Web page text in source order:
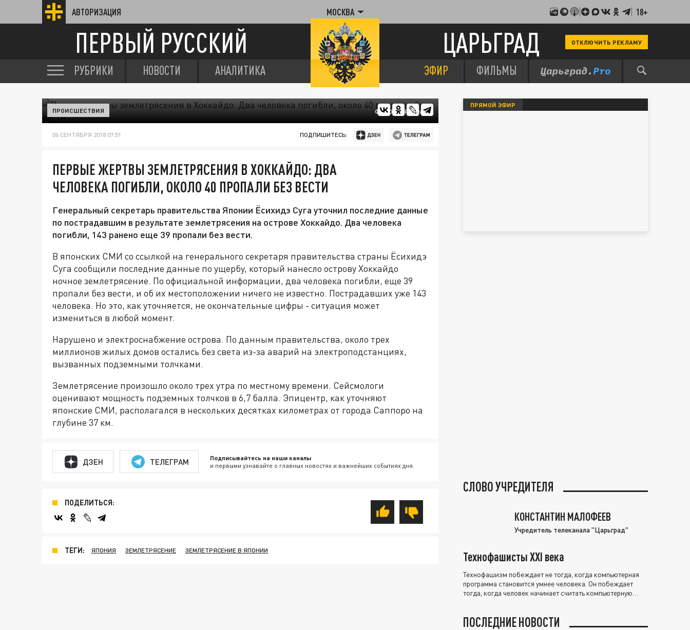
АВТОРИЗАЦИЯ МОСКВА 18+
ПЕРВЫЙ РУССКИЙ ЦАРЬГРАД ОТКЛЮЧИТЬ РЕКЛАМУ
РУБРИКИ НОВОСТИ АНАЛИТИКА ЭФИР ФИЛЬМЫ
ФОТО: ЦАРЬГРАД
ПРОИСШЕСТВИЯ
06 СЕНТЯБРЯ 2018 07:51 ПОДПИШИТЕСЬ:
ПЕРВЫЕ ЖЕРТВЫ ЗЕМЛЕТРЯСЕНИЯ В ХОККАЙДО: ДВА
ЧЕЛОВЕКА ПОГИБЛИ, ОКОЛО 40 ПРОПАЛИ БЕЗ ВЕСТИ
Генеральный секретарь правительства Японии Ёсихидэ Суга уточнил последние данные
по пострадавшим в результате землетрясения на острове Хоккайдо. Два человека
погибли, 143 ранено еще 39 пропали без вести.
В японских СМИ со ссылкой на генерального секретаря правительства страны Ёсихидэ
Суга сообщили последние данные по ущербу, который нанесло острову Хоккайдо
ночное землетрясение. По официальной информации, два человека погибли, еще 39
пропали без вести, и об их местоположении ничего не известно. Пострадавших уже 143
человека. Но это, как уточняется, не окончательные цифры - ситуация может
измениться в любой момент.
Нарушено и электроснабжение острова. По данным правительства, около трех
миллионов жилых домов остались без света из-за аварий на электроподстанциях,
вызванных подземными толчками.
Землетрясение произошло около трех утра по местному времени. Сейсмологи
оценивают мощность подземных толчков в 6,7 балла. Эпицентр, как уточняют
японские СМИ, располагался в нескольких десятках километрах от города Саппоро на
глубине 37 км.
ДЗЕН ТЕЛЕГРАМ Подписывайтесь на наши каналы
и первыми узнавайте о главных новостях и важнейших событиях дня.
ПОДЕЛИТЬСЯ:
ТЕГИ: ЯПОНИЯ ЗЕМЛЕТРЯСЕНИЕ ЗЕМЛЕТРЯСЕНИЕ В ЯПОНИИ
ПРЯМОЙ ЭФИР
СЛОВО УЧРЕДИТЕЛЯ
КОНСТАНТИН МАЛОФЕЕВ
Учредитель телеканала "Царьград"
Технофашисты XXI века
Технофашизм побеждает не тогда, когда компьютерная
программа становится умнее человека. Он побеждает
тогда, когда человек начинает считать компьютерную
ПОСЛЕДНИЕ НОВОСТИ